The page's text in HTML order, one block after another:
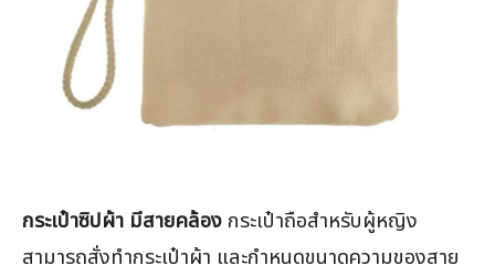
กระเป๋าซิปผ้า มีสายคล้อง กระเป๋าถือสำหรับผู้หญิง
สามารถสั่งทำกระเป๋าผ้า และกำหนดขนาดความของสาย